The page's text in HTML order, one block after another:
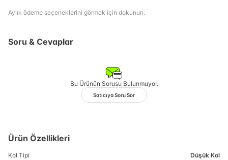
Aylık ödeme seçeneklerini görmek için dokunun.
Soru & Cevaplar
Bu Ürünün Sorusu Bulunmuyor.
Satıcıya Soru Sor
Ürün Özellikleri
Kol Tipi Düşük Kol